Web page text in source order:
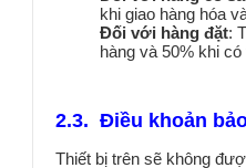
khi giao hàng hóa
Đối với hàng đặt:
hàng và 50% khi
2.3. Điều khoản
Thiết bị trên sẽ không